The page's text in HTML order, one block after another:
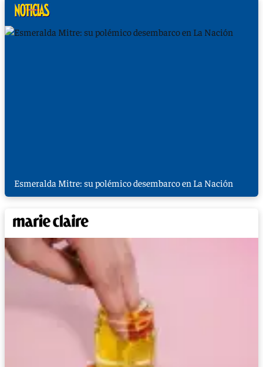
Esmeralda Mitre: su polémico desembarco en La Nación